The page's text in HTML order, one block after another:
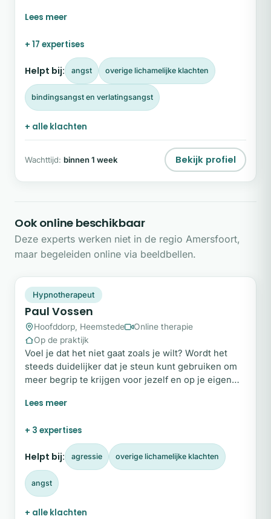
passie op het bevorderen van welzijn. Ik geloof dat
wanneer ze volledig met elkaar in verbinding staan.
+ 17 expertises
Helpt bij: angst overige lichamelijke klachten
bindingsangst en verlatingsangst
+ alle klachten
Wachttijd: binnen 1 week Bekijk profiel
Ook online beschikbaar
Deze experts werken niet in de regio Amersfoort,
maar begeleiden online via beeldbellen.
Snel beschikbaar
Hypnotherapeut
Paul Vossen
Hoofddorp, Heemstede
Online therapie
Op de praktijk
Voel je dat het niet gaat zoals je wilt? Wordt het
steeds duidelijker dat je steun kunt gebruiken om
meer begrip te krijgen voor jezelf en op je eigen
Mijn naam is Paul Vossen. Na een studie
aantal jaar geleden teruggekeerd naar mijn
oorspronkelijke pad.
+ 3 expertises
Helpt bij: agressie overige lichamelijke klachten
angst
+ alle klachten